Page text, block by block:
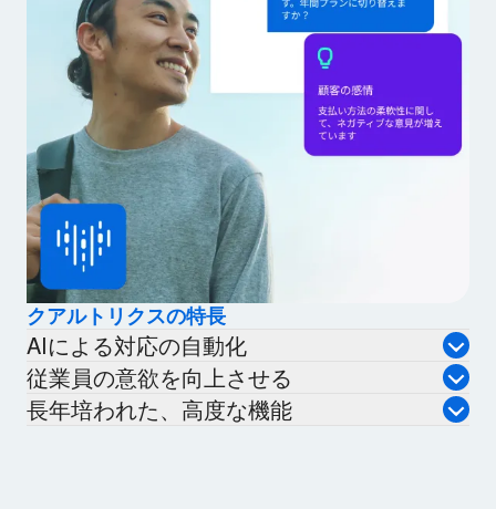
クアルトリクスの特長
AIによる対応の自動化
従業員の意欲を向上させる
長年培われた、高度な機能